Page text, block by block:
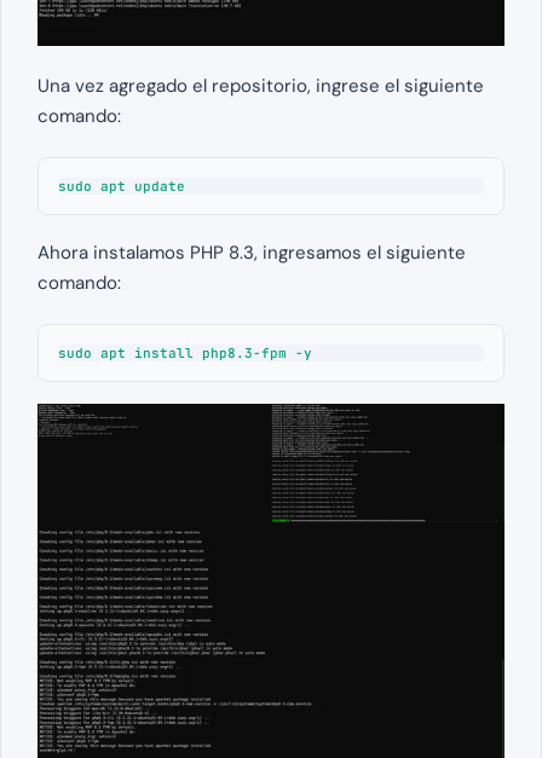
Una vez agregado el repositorio, ingrese el siguiente
comando:
sudo apt update
Ahora instalamos PHP 8.3, ingresamos el siguiente
comando:
sudo apt install php8.3-fpm -y